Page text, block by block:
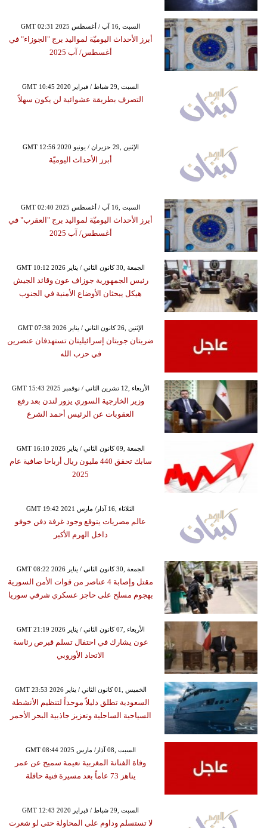
GMT 02:31 2025 السبت ,16 آب / أغسطس
أبرز الأحداث اليوميّة لمواليد برج "الجوزاء" في
أغسطس/ آب 2025
GMT 10:45 2020 السبت ,29 شباط / فبراير
التصرف بطريقة عشوائية لن يكون سهلاً
GMT 12:56 2020 الإثنين ,29 حزيران / يونيو
أبرز الأحداث اليوميّة
GMT 02:40 2025 السبت ,16 آب / أغسطس
أبرز الأحداث اليوميّة لمواليد برج "العقرب" في
أغسطس/ آب 2025
GMT 10:12 2026 الجمعة ,30 كانون الثاني / يناير
رئيس الجمهورية جوزاف عون وقائد الجيش
هيكل يبحثان الأوضاع الأمنية في الجنوب
GMT 07:38 2026 الإثنين ,26 كانون الثاني / يناير
ضربتان جويتان إسرائيليتان تستهدفان عنصرين
في حزب الله
GMT 15:43 2025 الأربعاء ,12 تشرين الثاني / نوفمبر
وزير الخارجية السوري يزور لندن بعد رفع
العقوبات عن الرئيس أحمد الشرع
GMT 16:10 2026 الجمعة ,09 كانون الثاني / يناير
سابك تحقق 440 مليون ريال أرباحا صافية عام
2025
GMT 19:42 2021 الثلاثاء ,16 آذار/ مارس
عالم مصريات يتوقع وجود غرفة دفن خوفو
داخل الهرم الأكبر
GMT 08:22 2026 الجمعة ,30 كانون الثاني / يناير
مقتل وإصابة 4 عناصر من قوات الأمن السورية
بهجوم مسلح على حاجز عسكري شرقي سوريا
GMT 21:19 2026 الأربعاء ,07 كانون الثاني / يناير
عون يشارك في احتفال تسلم قبرص رئاسة
الاتحاد الأوروبي
GMT 23:53 2026 الخميس ,01 كانون الثاني / يناير
السعودية تطلق دليلاً موحداً لتنظيم الأنشطة
السياحية الساحلية وتعزيز جاذبية البحر الأحمر
GMT 08:44 2025 السبت ,08 آذار/ مارس
وفاة الفنانة المغربية نعيمة سميح عن عمر
يناهز 73 عاماً بعد مسيرة فنية حافلة
GMT 12:43 2020 السبت ,29 شباط / فبراير
لا تستسلم وداوم على المحاولة حتى لو شعرت